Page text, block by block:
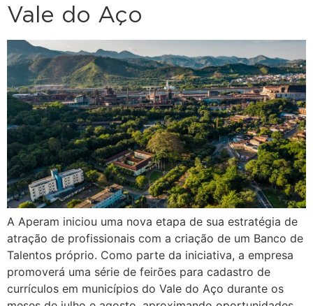
Vale do Aço
A Aperam iniciou uma nova etapa de sua estratégia de
atração de profissionais com a criação de um Banco de
Talentos próprio. Como parte da iniciativa, a empresa
promoverá uma série de feirões para cadastro de
currículos em municípios do Vale do Aço durante os